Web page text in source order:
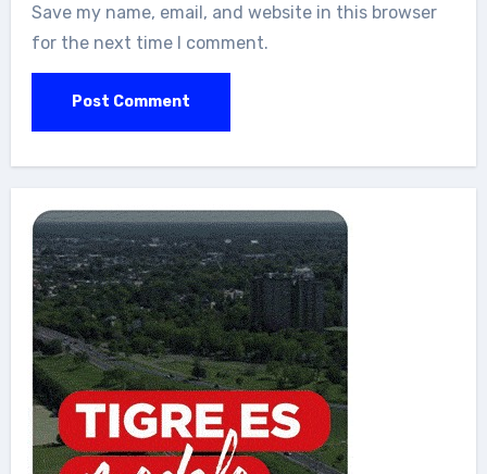
Save my name, email, and website in this browser
for the next time I comment.